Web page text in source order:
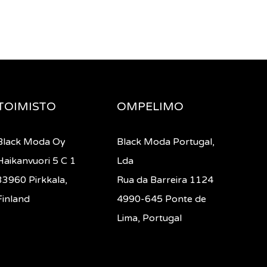
Moda Oy
5 C 1
Pirkkala,
OMPELIMO
Black Moda Portugal,
Lda
Rua da Barreira 1124
4990-645 Ponte de
Lima, Portugal